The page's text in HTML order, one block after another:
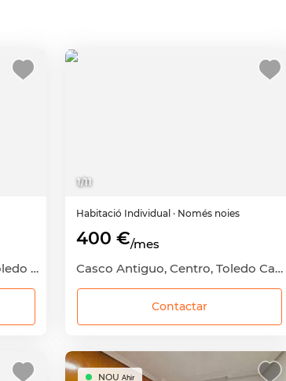
Palomarejos, Zona Nueva, Toledo Capital, Toledo
1/11
Habitació Individual · Només noies
400 €/mes
Casco Antiguo, Centro, Toledo Capital, Toledo
Contactar
NOU Ahir